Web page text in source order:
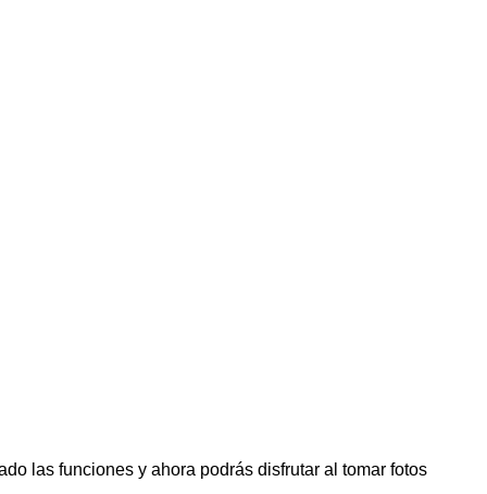
las funciones y ahora podrás disfrutar al tomar fotos